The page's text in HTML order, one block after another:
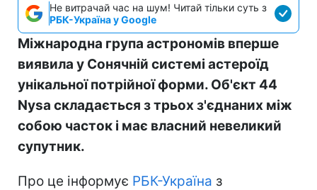
Не витрачай час на шум! Читай тільки суть з
РБК-Україна у Google
Міжнародна група астрономів вперше
виявила у Сонячній системі астероїд
унікальної потрійної форми. Об'єкт 44
Nysa складається з трьох з'єднаних між
собою часток і має власний невеликий
супутник.
Про це інформує РБК-Україна з